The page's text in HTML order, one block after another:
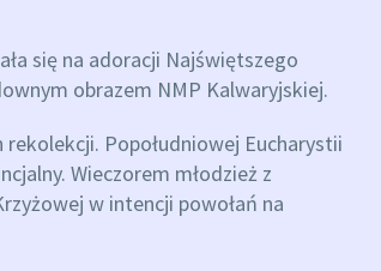
się na adoracji Najświętszego
obrazem NMP Kalwaryjskiej.
Popołudniowej Eucharystii
Wieczorem młodzież z
w intencji powołań na